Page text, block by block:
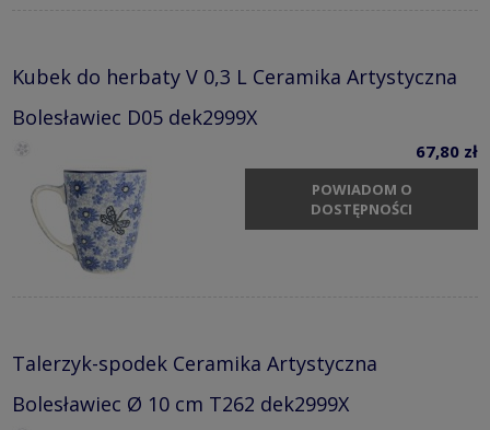
Kubek do herbaty V 0,3 L Ceramika Artystyczna
Bolesławiec D05 dek2999X
67,80 zł
POWIADOM O
DOSTĘPNOŚCI
Talerzyk-spodek Ceramika Artystyczna
Bolesławiec Ø 10 cm T262 dek2999X